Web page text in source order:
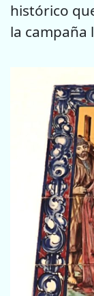
histórico
la